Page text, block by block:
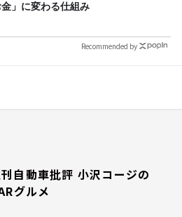
金」に変わる仕組み
Recommended by
自動車批評 小沢コージの
グルメ